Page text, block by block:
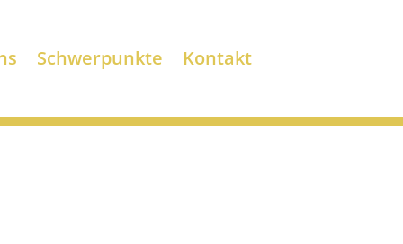
Schwerpunkte Kontakt